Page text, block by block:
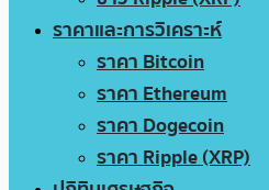
ราคาและการวิเคราะห์
ราคา Bitcoin
ราคา Ethereum
ราคา Dogecoin
ราคา Ripple (XRP)